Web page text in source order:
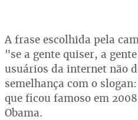
A frase escolhida pela
"se a gente quiser, a
usuários da internet não
semelhança com o
que ficou famoso em
Obama.